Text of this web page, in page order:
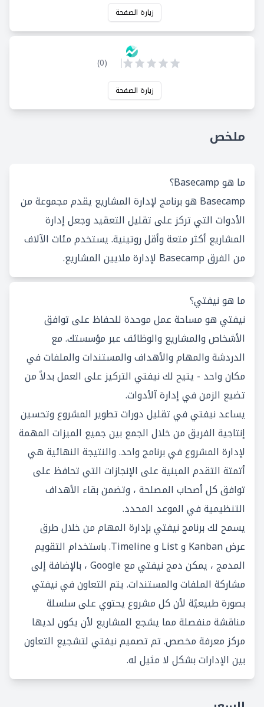
زيارة الصفحة
(
0
)
زيارة الصفحة
ملخص
ما هو Basecamp؟
Basecamp هو برنامج لإدارة المشاريع يقدم مجموعة من
الأدوات التي تركز على تقليل التعقيد وجعل إدارة
المشاريع أكثر متعة وأقل روتينية. يستخدم مئات الآلاف
من الفرق Basecamp لإدارة ملايين المشاريع.
ما هو نيفتي؟
نيفتي هو مساحة عمل موحدة للحفاظ على توافق
الأشخاص والمشاريع والوظائف عبر مؤسستك. مع
الدردشة والمهام والأهداف والمستندات والملفات في
مكان واحد - يتيح لك نيفتي التركيز على العمل بدلاً من
تضيع الزمن في إدارة آلأدوات.
يساعد نيفتي في تقليل دورات تطوير المشروع وتحسين
إنتاجية الفريق من خلال الجمع بين جميع الميزات المهمة
لإدارة المشروع في برنامج واحد. والنتيجة النهائية هي
أتمتة التقدم المبنية على الإنجازات التي تحافظ على
توافق كل أصحاب المصلحة ، وتضمن بقاء الأهداف
التنظيمية في الموعد المحدد.
يسمح لك برنامج نيفتي بإدارة المهام من خلال طرق
عرض Kanban و List و Timeline. باستخدام التقويم
المدمج ، يمكن دمج نيفتي مع Google ، بالإضافة إلى
مشاركة الملفات والمستندات. يتم التعاون في نيفتي
بصورة طبيعيًة لأن كل مشروع يحتوي على سلسلة
مناقشة منفصلة مما يشجع المشاريع لأن يكون لديها
مركز معرفة مخصص. تم تصميم نيفتي لتشجيع التعاون
بين الإدارات بشكل لا مثيل له.